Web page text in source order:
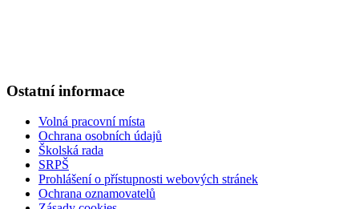
Ostatní informace
Volná pracovní místa
Ochrana osobních údajů
Školská rada
SRPŠ
Prohlášení o přístupnosti webových stránek
Ochrana oznamovatelů